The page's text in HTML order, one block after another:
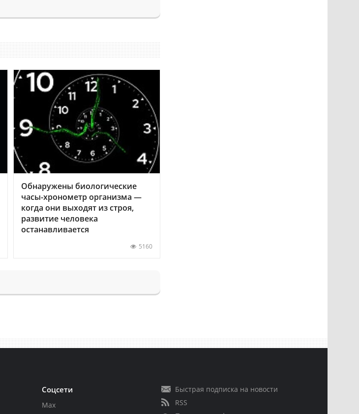
Обнаружены биологические
часы-хронометр организма —
когда они выходят из строя,
развитие человека
останавливается
5160
Соцсети
Max
Быстрая подписка на новости
RSS